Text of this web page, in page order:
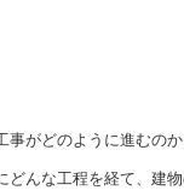
事がどのように進むの
どんな工程を経て、建